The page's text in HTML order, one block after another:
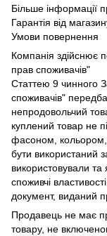
Більше інформації
Гарантія від
Умови повернення
Компанія здійснює
прав споживачів"
Статтею 9 чинного
споживачів"
непродовольчий
куплений товар не
фасоном,
бути використаний
використовували
споживчі
документ, виданий
Продавець не має
товару, не